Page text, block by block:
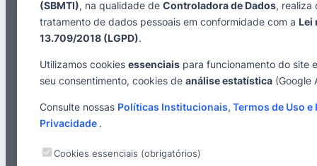
(SBMTI), na qualidade de Controladora de Dados, realiza
tratamento de dados pessoais em conformidade com a Lei
13.709/2018 (LGPD).
Utilizamos cookies essenciais para funcionamento do site
seu consentimento, cookies de análise estatística (Google
Consulte nossas Políticas Institucionais, Termos de Uso e
Privacidade .
Cookies essenciais (obrigatórios)